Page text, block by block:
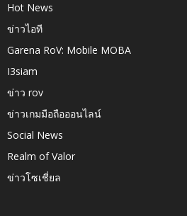
Hot News
ข่าวไอที
Garena RoV: Mobile MOBA
I3siam
ข่าว rov
ข่าวเกมมือถือออนไลน์
Social News
Realm of Valor
ข่าวโซเชี่ยล